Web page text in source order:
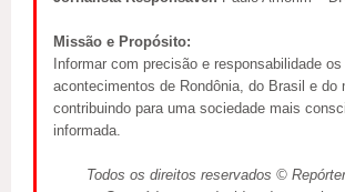
Missão e Propósito:
Informar com precisão e responsabilidade os
acontecimentos de Rondônia, do Brasil e do
contribuindo para uma sociedade mais
informada.
Todos os direitos reservados ©